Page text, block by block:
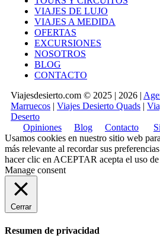
VIAJES DE LUJO
VIAJES A MEDIDA
OFERTAS
EXCURSIONES
NOSOTROS
BLOG
CONTACTO
Viajesdesierto.com © 2025 | 2026 |
Marruecos | Viajes Desierto Quads |
Deserto
Opiniones
Blog Contacto
Usamos cookies en nuestro sitio web
más relevante al recordar sus
hacer clic en ACEPTAR acepta el uso
Manage consent
Cerrar
Resumen de privacidad